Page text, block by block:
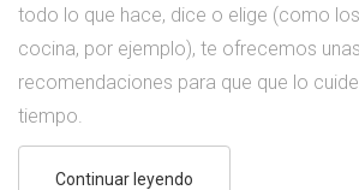
todo lo que hace, dice o elige (como
cocina, por ejemplo), te ofrecemos
recomendaciones para que que lo
tiempo.
Continuar leyendo